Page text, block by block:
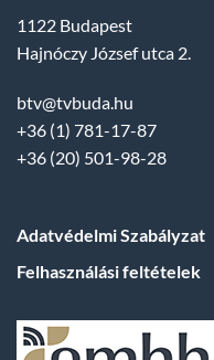
1122 Budapest
Hajnóczy József utca 2.
btv@tvbuda.hu
+36 (1) 781-17-87
+36 (20) 501-98-28
Adatvédelmi Szabályzat
Felhasználási feltételek